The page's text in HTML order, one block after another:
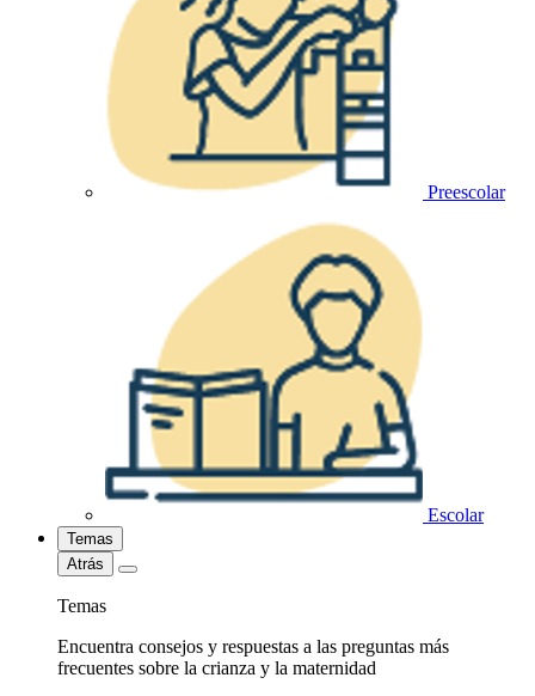
Preescolar
Escolar
Temas
Atrás
Temas
Encuentra consejos y respuestas a las preguntas más
frecuentes sobre la crianza y la maternidad